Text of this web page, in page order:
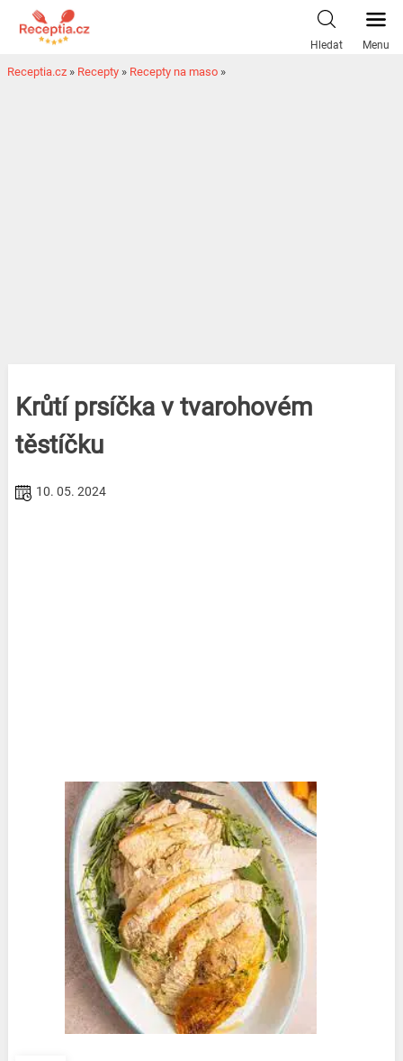
Hledat Menu
Receptia.cz » Recepty » Recepty na maso »
Krůtí prsíčka v tvarohovém
těstíčku
10. 05. 2024